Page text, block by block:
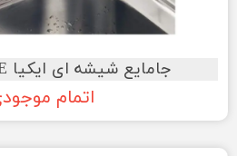
جامایع شیشه ای ایکیا BESTAENDE
اتمام